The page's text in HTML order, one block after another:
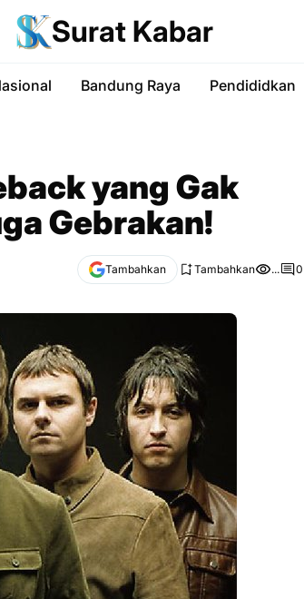
Surat Kabar
Bandung Raya Pendididkan
yang Gak
Gebrakan!
Tambahkan Tambahkan ... 0